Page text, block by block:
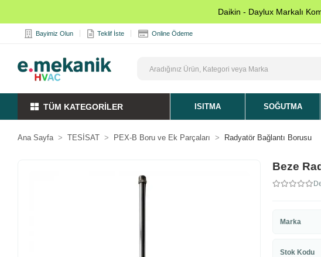
Daikin - Daylux Markalı
Bayimiz Olun Teklif İste Online Ödeme
TÜM KATEGORİLER ISITMA SOĞUTMA
Ana Sayfa TESİSAT PEX-B Boru ve Ek Parçaları Radyatör Bağlantı Borusu
Beze
Marka
Stok Kodu